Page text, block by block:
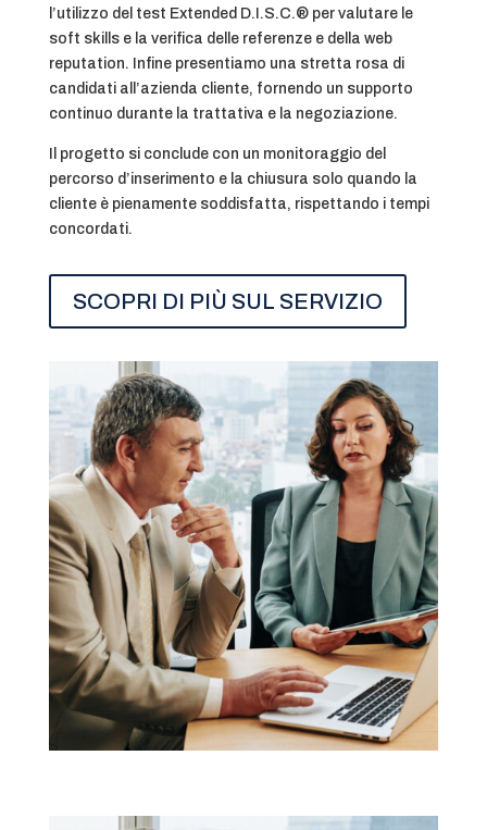
l’utilizzo del test Extended D.I.S.C.® per valutare le
soft skills e la verifica delle referenze e della web
reputation. Infine presentiamo una stretta rosa di
candidati all’azienda cliente, fornendo un supporto
continuo durante la trattativa e la negoziazione.
Il progetto si conclude con un monitoraggio del
percorso d’inserimento e la chiusura solo quando la
cliente è pienamente soddisfatta, rispettando i tempi
concordati.
SCOPRI DI PIÙ SUL SERVIZIO